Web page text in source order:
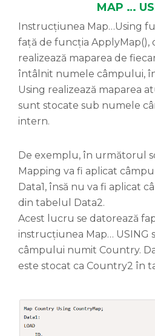
MAP …
Instrucțiunea Map…Using
față de funcția ApplyMap(),
realizează maparea de
întâlnit numele câmpului,
Using realizează maparea
sunt stocate sub numele
intern.
De exemplu, în următorul
Mapping va fi aplicat
Data1, însă nu va fi aplicat
din tabelul Data2.
Acest lucru se datorează
instrucțiunea Map… USING
câmpului numit Country.
este stocat ca Country2 în